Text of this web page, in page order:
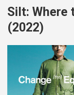
Silt: Where
(2022)